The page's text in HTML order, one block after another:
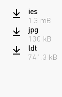
ies
1.3 mB
jpg
130 kB
ldt
741.3 kB